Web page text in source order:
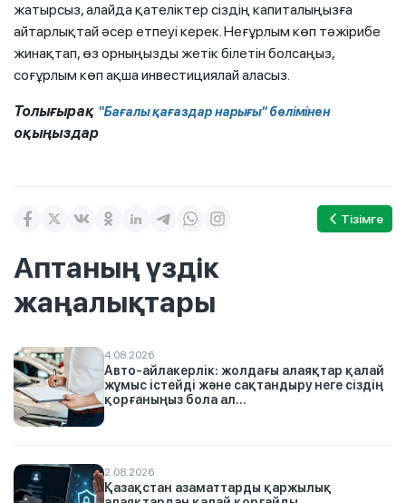
жатырсыз, алайда қателіктер сіздің капиталыңызға
айтарлықтай әсер етпеуі керек. Неғұрлым көп тәжірибе
жинақтап, өз орныңызды жетік білетін болсаңыз,
соғұрлым көп ақша инвестициялай аласыз.
Толығырақ "Бағалы қағаздар нарығы" бөлімінен
оқыңыздар
Тізімге
Аптаның үздік
жаңалықтары
4.08.2026
Авто-айлакерлік: жолдағы алаяқтар қалай
жұмыс істейді және сақтандыру неге сіздің
қорғаныңыз бола ал...
2.08.2026
Қазақстан азаматтарды қаржылық